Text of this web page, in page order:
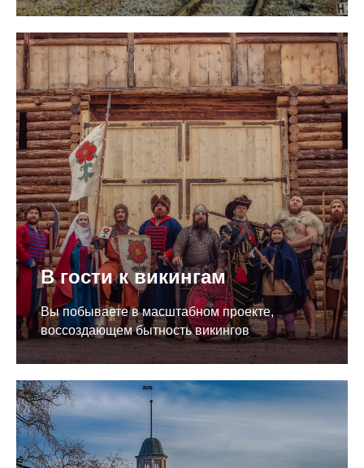
В гости к викингам
Вы побываете в масштабном проекте,
воссоздающем бытность викингов